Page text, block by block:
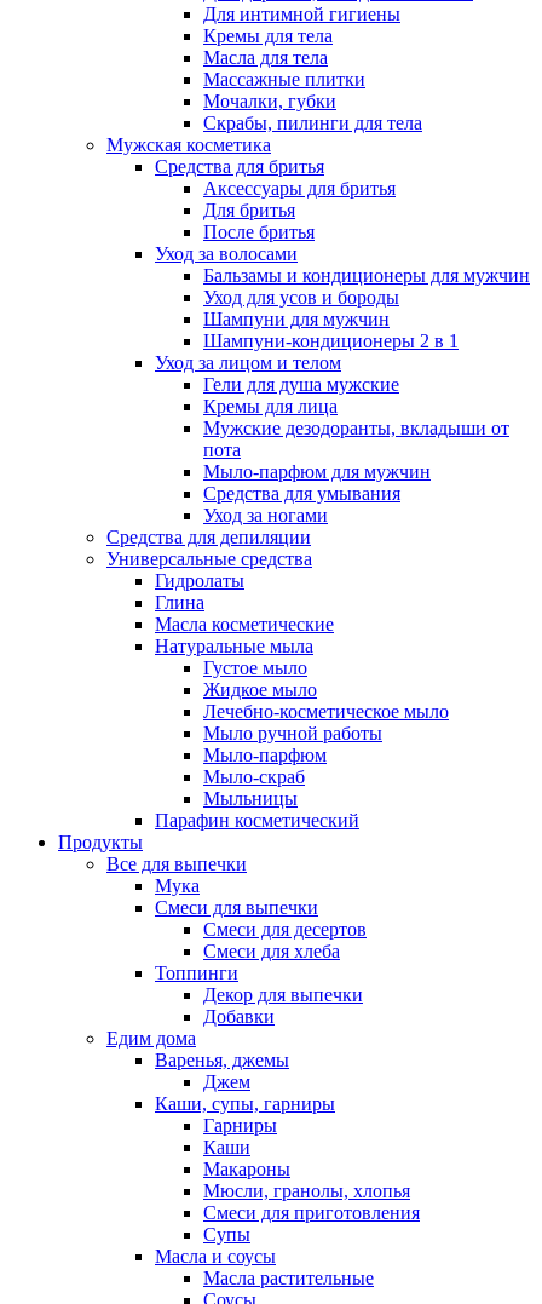
Для интимной гигиены
Кремы для тела
Масла для тела
Массажные плитки
Мочалки, губки
Скрабы, пилинги для тела
Мужская косметика
Средства для бритья
Аксессуары для бритья
Для бритья
После бритья
Уход за волосами
Бальзамы и кондиционеры для мужчин
Уход для усов и бороды
Шампуни для мужчин
Шампуни-кондиционеры 2 в 1
Уход за лицом и телом
Гели для душа мужские
Кремы для лица
Мужские дезодоранты, вкладыши от
пота
Мыло-парфюм для мужчин
Средства для умывания
Уход за ногами
Средства для депиляции
Универсальные средства
Гидролаты
Глина
Масла косметические
Натуральные мыла
Густое мыло
Жидкое мыло
Лечебно-косметическое мыло
Мыло ручной работы
Мыло-парфюм
Мыло-скраб
Мыльницы
Парафин косметический
Продукты
Все для выпечки
Мука
Смеси для выпечки
Смеси для десертов
Смеси для хлеба
Топпинги
Декор для выпечки
Добавки
Едим дома
Варенья, джемы
Джем
Каши, супы, гарниры
Гарниры
Каши
Макароны
Мюсли, гранолы, хлопья
Смеси для приготовления
Супы
Масла и соусы
Масла растительные
Соусы